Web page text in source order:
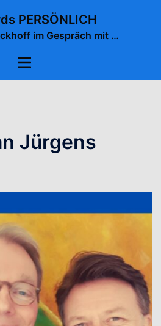
PERSÖNLICH
im Gespräch mit …
Menü
Jürgens